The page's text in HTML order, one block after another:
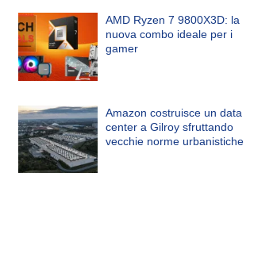
AMD Ryzen 7 9800X3D: la
nuova combo ideale per i
gamer
Amazon costruisce un data
center a Gilroy sfruttando
vecchie norme urbanistiche